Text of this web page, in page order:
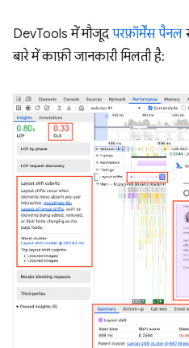
DevTools में मौजूद परफ़ॉर्मेंस पैनल
बारे में काफ़ी जानकारी मिलती है: